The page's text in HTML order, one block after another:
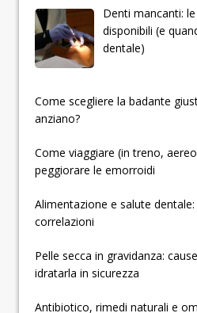
Denti mancanti:
disponibili (e
dentale)
­­­­­Come scegliere la badante
anziano?
Come viaggiare (in treno,
peggiorare le emorroidi
Alimentazione e salute
correlazioni
Pelle secca in gravidanza:
idratarla in sicurezza
Antibiotico, rimedi naturali e